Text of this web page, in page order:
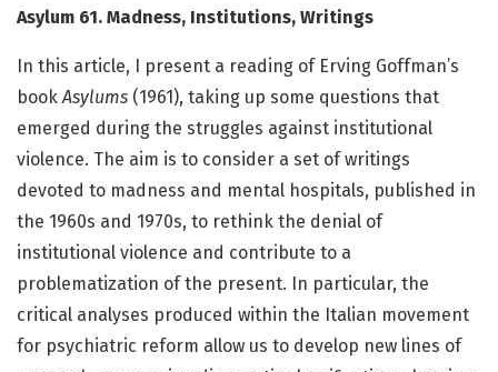
Asylum 61. Madness, Institutions, Writings
In this article, I present a reading of Erving Goffman’s
bookAsylums (1961), taking up some questions that
emerged during the struggles against institutional
violence. The aim is to consider a set of writings
devoted to madness and mental hospitals, published in
the 1960s and 1970s, to rethink the denial of
institutional violence and contribute to a
problematization of the present. In particular, the
critical analyses produced within the Italian movement
for psychiatric reform allow us to develop new lines of